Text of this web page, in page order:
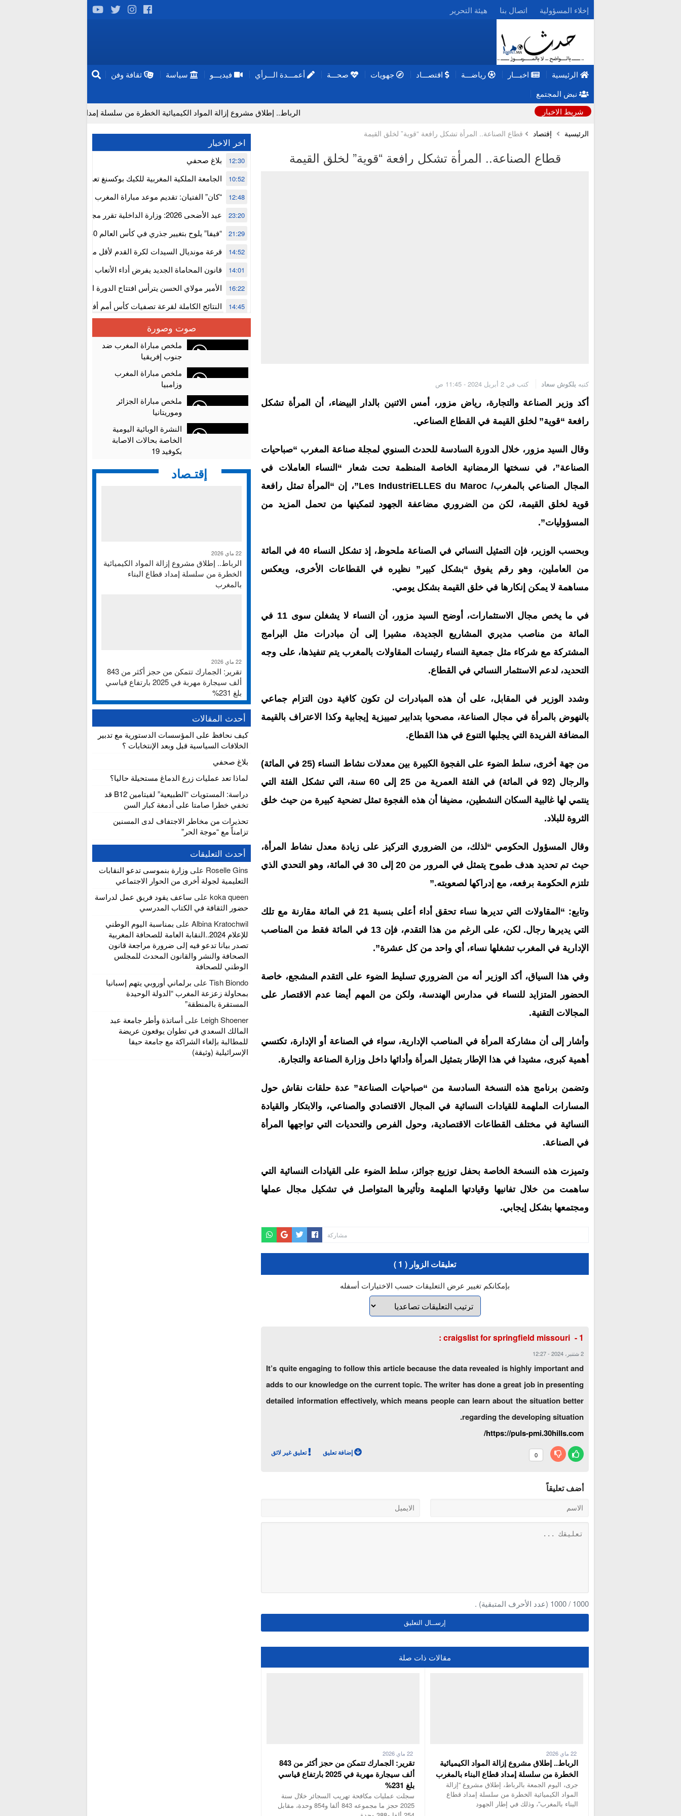
إخلاء المسؤولية اتصال بنا هيئة التحرير
الرئيسية اخبـــار رياضـــة اقتصـــاد جهويات صحـــة أعمـــدة الـــرأي فيديـــو سياسة
ثقافة وفن
نبض المجتمع
شريط الاخبار
الرباط.. إطلاق مشروع إزالة المواد الكيميائية الخطرة من سلسلة إمداد قطاع البناء بالمغرب
الرئيسية إقتصاد قطاع الصناعة.. المرأة تشكل رافعة “قوية” لخلق القيمة
قطاع الصناعة.. المرأة تشكل رافعة “قوية” لخلق القيمة
كتبه بلكوش سعاد كتب في 2 أبريل 2024 - 11:45 ص
أكد وزير الصناعة والتجارة، رياض مزور، أمس الاثنين بالدار البيضاء، أن المرأة تشكل
رافعة “قوية” لخلق القيمة في القطاع الصناعي.
وقال السيد مزور، خلال الدورة السادسة للحدث السنوي لمجلة صناعة المغرب “صباحيات
الصناعة”، في نسختها الرمضانية الخاصة المنظمة تحت شعار “النساء العاملات في
المجال الصناعي بالمغرب/ Les IndustriELLES du Maroc”، إن “المرأة تمثل رافعة
قوية لخلق القيمة، لكن من الضروري مضاعفة الجهود لتمكينها من تحمل المزيد من
المسؤوليات”.
وبحسب الوزير، فإن التمثيل النسائي في الصناعة ملحوظ، إذ تشكل النساء 40 في المائة
من العاملين، وهو رقم يفوق “بشكل كبير” نظيره في القطاعات الأخرى، ويعكس
مساهمة لا يمكن إنكارها في خلق القيمة بشكل يومي.
في ما يخص مجال الاستثمارات، أوضح السيد مزور، أن النساء لا يشغلن سوى 11 في
المائة من مناصب مديري المشاريع الجديدة، مشيرا إلى أن مبادرات مثل البرامج
المشتركة مع شركاء مثل جمعية النساء رئيسات المقاولات بالمغرب يتم تنفيذها، على وجه
التحديد، لدعم الاستثمار النسائي في القطاع.
وشدد الوزير في المقابل، على أن هذه المبادرات لن تكون كافية دون التزام جماعي
بالنهوض بالمرأة في مجال الصناعة، مصحوبا بتدابير تمييزية إيجابية وكذا الاعتراف بالقيمة
المضافة الفريدة التي يجلبها التنوع في هذا القطاع.
من جهة أخرى، سلط الضوء على الفجوة الكبيرة بين معدلات نشاط النساء (25 في المائة)
والرجال (92 في المائة) في الفئة العمرية من 25 إلى 60 سنة، التي تشكل الفئة التي
ينتمي لها غالبية السكان النشطين، مضيفا أن هذه الفجوة تمثل تضحية كبيرة من حيث خلق
الثروة للبلاد.
وقال المسؤول الحكومي “لذلك، من الضروري التركيز على زيادة معدل نشاط المرأة،
حيث تم تحديد هدف طموح يتمثل في المرور من 20 إلى 30 في المائة، وهو التحدي الذي
تلتزم الحكومة برفعه، مع إدراكها لصعوبته.”
وتابع: “المقاولات التي تديرها نساء تحقق أداء أعلى بنسبة 21 في المائة مقارنة مع تلك
التي يديرها رجال. لكن، على الرغم من هذا التقدم، فإن 13 في المائة فقط من المناصب
الإدارية في المغرب تشغلها نساء، أي واحد من كل عشرة”.
وفي هذا السياق، أكد الوزير أنه من الضروري تسليط الضوء على التقدم المشجع، خاصة
الحضور المتزايد للنساء في مدارس الهندسة، ولكن من المهم أيضا عدم الاقتصار على
المجالات التقنية.
وأشار إلى أن مشاركة المرأة في المناصب الإدارية، سواء في الصناعة أو الإدارة، تكتسي
أهمية كبرى، مشيدا في هذا الإطار بتمثيل المرأة وأدائها داخل وزارة الصناعة والتجارة.
وتضمن برنامج هذه النسخة السادسة من “صباحيات الصناعة” عدة حلقات نقاش حول
المسارات الملهمة للقيادات النسائية في المجال الاقتصادي والصناعي، والابتكار والقيادة
النسائية في مختلف القطاعات الاقتصادية، وحول الفرص والتحديات التي تواجهها المرأة
في الصناعة.
وتميزت هذه النسخة الخاصة بحفل توزيع جوائز، سلط الضوء على القيادات النسائية التي
ساهمت من خلال تفانيها وقيادتها الملهمة وتأثيرها المتواصل في تشكيل مجال عملها
ومجتمعها بشكل إيجابي.
مشاركة
تعليقات الزوار ( 1 )
بإمكانكم تغيير عرض التعليقات حسب الاختيارات أسفله
craigslist for springfield missouri :
2 شتنبر، 2024 -
12:27
It’s quite engaging to follow this article because the data revealed is highly important and
adds to our knowledge on the current topic. The writer has done a great job in presenting
detailed information effectively, which means people can learn about the situation better
regarding the developing situation.
https://puls-pmi.30hills.com/
0 إضافة تعليق تعليق غير لائق
أضف تعليقاً
1000
/
1000 (عدد الأحرف المتبقية) .
مقالات ذات صلة
الرباط.. إطلاق مشروع إزالة المواد الكيميائية
الخطرة من سلسلة إمداد قطاع البناء بالمغرب
جرى، اليوم الجمعة بالرباط، إطلاق مشروع “إزالة
المواد الكيميائية الخطرة من سلسلة إمداد قطاع
البناء بالمغرب”، وذلك في إطار الجهود
تقرير: الجمارك تتمكن من حجز أكثر من 843
ألف سيجارة مهربة في 2025 بارتفاع قياسي
بلغ 231%
سجلت عمليات مكافحة تهريب السجائر خلال سنة
2025 حجز ما مجموعه 843 ألفا و854 وحدة، مقابل
اخر الاخبار
بلاغ صحفي 12:30
الجامعة الملكية المغربية للكيك بوكسنغ تعرب عن ارتياحها للتجاوب
للمجلس الأعلى للحسابات
10:52
“كان” الفتيان: تقديم موعد مباراة المغرب والكاميرون بسبب نهائي
إفريقيا
12:48
عيد الأضحى 2026: وزارة الداخلية تقرر مجانية ولوج أسواق الماشية
استنفار” لتنظيمها
23:20
“فيفا” يلوح بتغيير جذري في كأس العالم 2030 21:29
المستوى الأول
14:52
قانون المحاماة الجديد يفرض أداء الأتعاب التي تفوق 10 آلاف درهم بالشيك 14:01
الأمير مولاي الحسن يترأس افتتاح الدورة الثالثة من معرض المغرب
الألعاب الإلكترونية
16:22
النتائج الكاملة لقرعة تصفيات كأس أمم أفريقيا 2027 14:45
سلا.. توقيف ثلاثة مروجين وحجز أكثر من 4300 قرص مخدر وكوكايين وإكستازي
أقراص مهلوسة داخل فضاء للشيشة تستنفر شرطة أكادير 12:48
صوت وصورة
ملخص مباراة المغرب ضد
جنوب إفريقيا
ملخص مباراة المغرب
وزامبيا
ملخص مباراة الجزائر
وموريتانيا
النشرة الوبائية اليومية
الخاصة بحالات الاصابة
بكوفيد 19
إقتـصاد
22 ماي 2026
الرباط.. إطلاق مشروع إزالة المواد الكيميائية
الخطرة من سلسلة إمداد قطاع البناء
بالمغرب
22 ماي 2026
تقرير: الجمارك تتمكن من حجز أكثر من 843
ألف سيجارة مهربة في 2025 بارتفاع قياسي
بلغ 231%
أحدث المقالات
كيف نحافظ على المؤسسات الدستورية مع تدبير
الخلافات السياسية قبل وبعد الإنتخابات ؟
بلاغ صحفي
لماذا تعد عمليات زرع الدماغ مستحيلة حاليا؟
دراسة: المستويات “الطبيعية” لفيتامين B12 قد
تخفي خطرا صامتا على أدمغة كبار السن
تحذيرات من مخاطر الاجتفاف لدى المسنين
تزامناً مع “موجة الحر”
أحدث التعليقات
Roselle Gins على وزارة بنموسى تدعو النقابات
التعليمية لجولة أخرى من الحوار الاجتماعي
koka queenعلى ساعف يقود فريق عمل لدراسة
حضور الثقافة في الكتاب المدرسي
Albina Kratochwilعلى بمناسبة اليوم الوطني
للإعلام 2024..النقابة العامة للصحافة المغربية
تصدر بيانا تدعو فيه إلى ضرورة مراجعة قانون
الصحافة والنشر والقانون المحدث للمجلس
الوطني للصحافة
Tish Biondoعلى برلماني أوروبي يتهم إسبانيا
بمحاولة زعزعة المغرب “الدولة الوحيدة
المستقرة بالمنطقة”
Leigh Shoener على أساتذة وأطر جامعة عبد
المالك السعدي في تطوان يوقعون عريضة
للمطالبة بإلغاء الشراكة مع جامعة حيفا
الإسرائيلية (وثيقة)